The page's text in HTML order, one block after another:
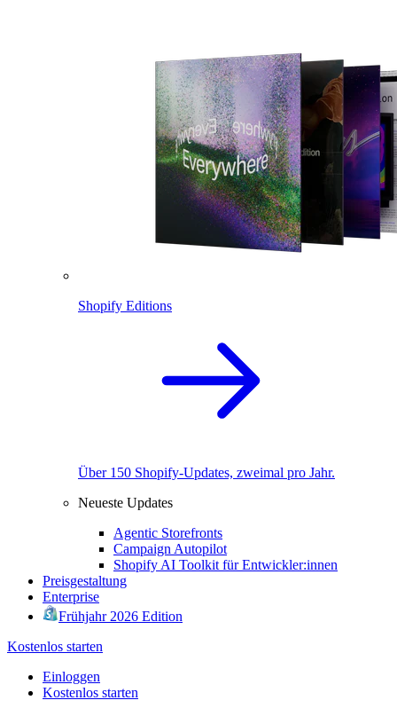
Shopify Editions
Über 150 Shopify-Updates, zweimal pro Jahr.
Neueste Updates
Agentic Storefronts
Campaign Autopilot
Shopify AI Toolkit für Entwickler:innen
Preisgestaltung
Enterprise
Frühjahr 2026 Edition
Kostenlos starten
Einloggen
Kostenlos starten